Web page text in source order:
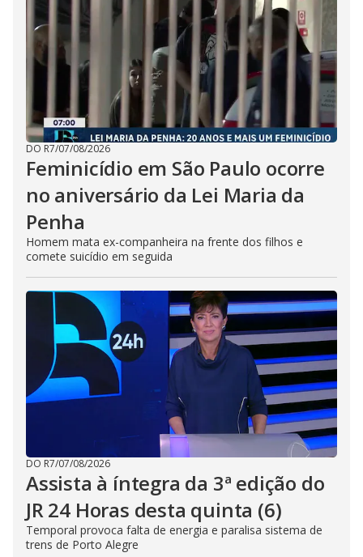
DO R7/07/08/2026
Feminicídio em São Paulo ocorre
no aniversário da Lei Maria da
Penha
Homem mata ex-companheira na frente dos filhos e
comete suicídio em seguida
DO R7/07/08/2026
Assista à íntegra da 3ª edição do
JR 24 Horas desta quinta (6)
Temporal provoca falta de energia e paralisa sistema de
trens de Porto Alegre